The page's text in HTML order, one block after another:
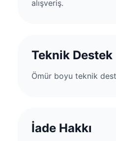
alışveriş.
Teknik Destek
Ömür boyu teknik
İade Hakkı